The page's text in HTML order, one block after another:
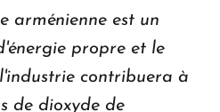
arménienne est un
propre et le
contribuera à
de dioxyde de